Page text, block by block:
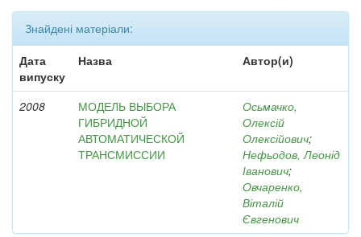
Знайдені матеріали:
Дата
випуску
Назва Автор(и)
2008
МОДЕЛЬ ВЫБОРА
ГИБРИДНОЙ
АВТОМАТИЧЕСКОЙ
ТРАНСМИССИИ
Осьмачко,
Олексій
Олексійович;
Нефьодов, Леонід
Іванович;
Овчаренко,
Віталій
Євгенович